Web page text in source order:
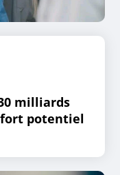
milliards
fort potentiel